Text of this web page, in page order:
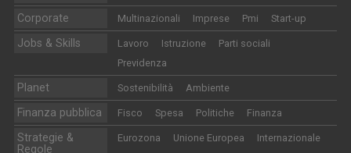
Corporate Multinazionali Imprese Pmi Start-up
Jobs & Skills Lavoro Istruzione
Parti sociali
Previdenza
Planet Sostenibilità Ambiente
Finanza pubblica Fisco Spesa Politiche Finanza
Strategie &
Regole
Eurozona Unione Europea Internazionale